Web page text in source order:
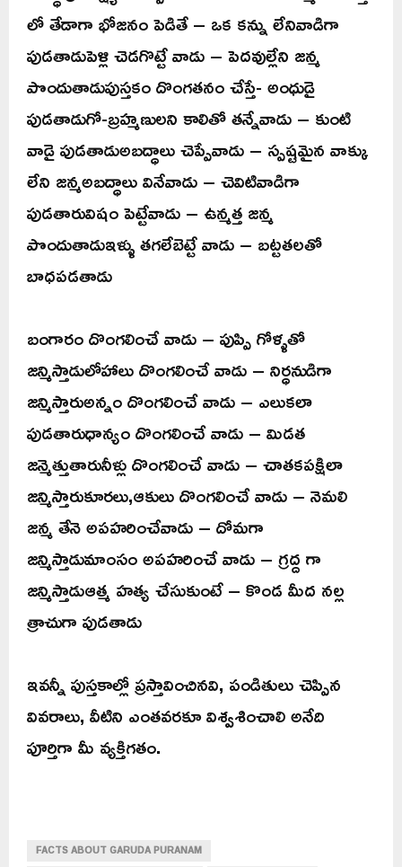
లో తేడాగా భోజనం పెడితే – ఒక కన్ను లేనివాడిగా
పుడతాడుపెళ్లి చెడగొట్టే వాడు – పెదవుల్లేని జన్మ
పొందుతాడుపుస్తకం దొంగతనం చేస్తే- అంధుడై
పుడతాడుగో-బ్రహ్మణులని కాలితో తన్నేవాడు – కుంటి
వాడై పుడతాడుఅబద్ధాలు చెప్పేవాడు – స్పష్టమైన వాక్కు
లేని జన్మఅబద్ధాలు వినేవాడు – చెవిటివాడిగా
పుడతారువిషం పెట్టేవాడు – ఉన్మత్త జన్మ
పొందుతాడుఇళ్ళు తగలేబెట్టే వాడు – బట్టతలతో
బాధపడతాడు
బంగారం దొంగలించే వాడు – పుప్పి గోళ్ళతో
జన్మిస్తాడులోహాలు దొంగలించే వాడు – నిర్ధనుడిగా
జన్మిస్తారుఅన్నం దొంగలించే వాడు – ఎలుకలా
పుడతారుధాన్యం దొంగలించే వాడు – మిడత
జన్మెత్తుతారునీళ్లు దొంగలించే వాడు – చాతకపక్షిలా
జన్మిస్తారుకూరలు,ఆకులు దొంగలించే వాడు – నెమలి
జన్మ తేనె అపహరించేవాడు – దోమగా
జన్మిస్తాడుమాంసం అపహరించే వాడు – గ్రద్ద గా
జన్మిస్తాడుఆత్మ హత్య చేసుకుంటే – కొండ మీద నల్ల
త్రాచుగా పుడతాడు
ఇవన్నీ పుస్తకాల్లో ప్రస్తావించినవి, పండితులు చెప్పిన
వివరాలు, వీటిని ఎంతవరకూ విశ్వశించాలి అనేది
పూర్తిగా మీ వ్యక్తిగతం.
FACTS ABOUT GARUDA PURANAM